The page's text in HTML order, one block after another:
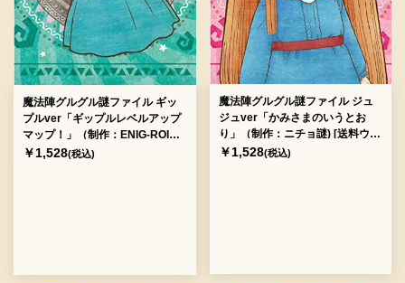
魔法陣グルグル謎ファイル ギッ
プルver「ギップルレベルアップ
マップ！」（制作：ENIG-ROID)
[送料ウエイト：2]
￥1,528(税込)
魔法陣グルグル謎ファイル ジュ
ジュver「かみさまのいうとお
り」（制作：ニチョ謎) [送料ウエ
イト：2]
￥1,528(税込)